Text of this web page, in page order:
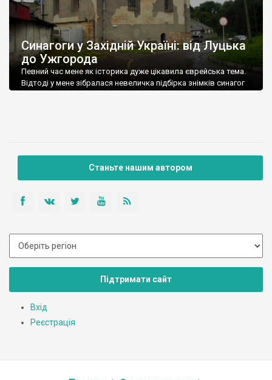
Синагоги у Західній Україні: від Луцька
до Ужгорода
Певний час мене як історика дуже цікавила єврейська тема.
Відтоді у мене зібралася невеличка підбірка знімків синагог
Станьте нашим автором
Підтримати сайт
Вхід
Реєстрація